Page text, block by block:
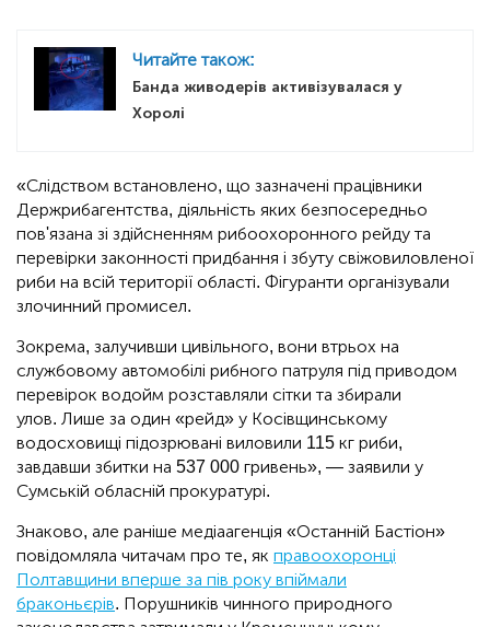
Читайте також:
Банда живодерів активізувалася у
Хоролі
«Слідством встановлено, що зазначені працівники
Держрибагентства, діяльність яких безпосередньо
пов'язана зі здійсненням рибоохоронного рейду та
перевірки законності придбання і збуту свіжовиловленої
риби на всій території області. Фігуранти організували
злочинний промисел.
Зокрема, залучивши цивільного, вони втрьох на
службовому автомобілі рибного патруля під приводом
перевірок водойм розставляли сітки та збирали
улов. Лише за один «рейд» у Косівщинському
водосховищі підозрювані виловили 115 кг риби,
завдавши збитки на 537 000 гривень», — заявили у
Сумській обласній прокуратурі.
Знаково, але раніше медіаагенція «Останній Бастіон»
повідомляла читачам про те, як правоохоронці
Полтавщини вперше за пів року впіймали
браконьєрів. Порушників чинного природного